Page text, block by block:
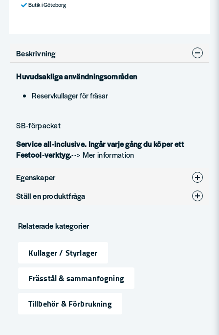
Butik i Göteborg
Beskrivning
Huvudsakliga användningsområden
Reservkullager för fräsar
SB-förpackat
Service all-inclusive. Ingår varje gång du köper ett
Festool-verktyg.--> Mer information
Egenskaper
Produkttyp
Ställ en produktfråga
Fråga oss något om denna produkten...
Namn
email
Relaterade kategorier
Kullager / Styrlager
Frässtål & sammanfogning
Tillbehör & Förbrukning